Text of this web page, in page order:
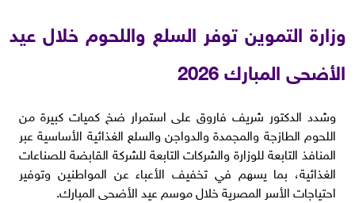
وزارة التموين توفر السلع واللحوم خلال عيد
الأضحى المبارك 2026
وشدد الدكتور شريف فاروق على استمرار ضخ كميات كبيرة من
اللحوم الطازجة والمجمدة والدواجن والسلع الغذائية الأساسية عبر
المنافذ التابعة للوزارة والشركات التابعة للشركة القابضة للصناعات
الغذائية، بما يسهم في تخفيف الأعباء عن المواطنين وتوفير
احتياجات الأسر المصرية خلال موسم عيد الأضحى المبارك.